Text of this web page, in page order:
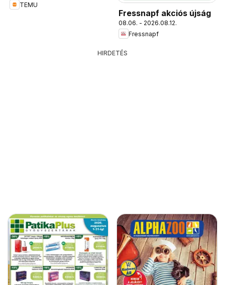
TEMU
Fressnapf akciós újság
08.06. - 2026.08.12.
Fressnapf
HIRDETÉS